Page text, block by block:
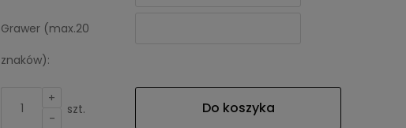
Grawer (max.20
znaków):
+
-
szt. Do koszyka